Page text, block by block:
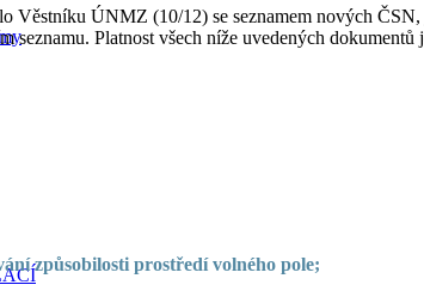
Věstníku ÚNMZ (10/12) se seznamem nových
seznamu. Platnost všech níže uvedených dokumentů
způsobilosti prostředí volného pole;